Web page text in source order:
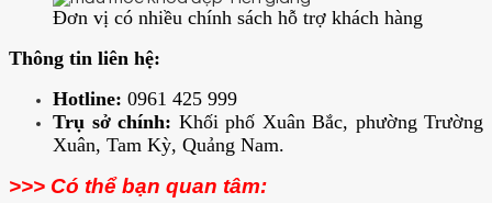
Đơn vị có nhiều chính sách hỗ trợ khách hàng
Thông tin liên hệ:
Hotline: 0961 425 999
Trụ sở chính: Khối phố Xuân Bắc, phường Trường
Xuân, Tam Kỳ, Quảng Nam.
>>> Có thể bạn quan tâm: